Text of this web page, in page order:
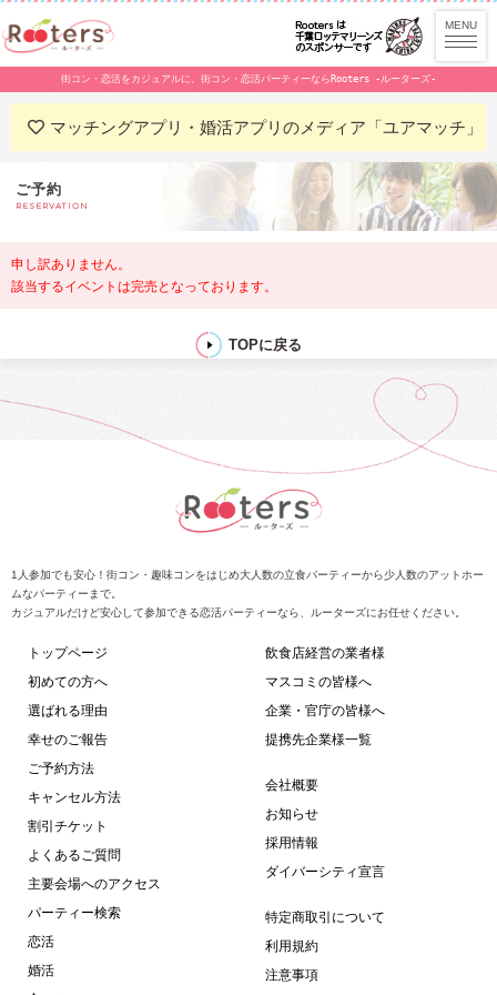
街コン・恋活をカジュアルに。街コン・恋活パーティーならRooters -ルーターズ-
マッチングアプリ・婚活アプリのメディア「ユアマッチ」
ご予約
RESERVATION
申し訳ありません。
該当するイベントは完売となっております。
TOPに戻る
1人参加でも安心！街コン・趣味コンをはじめ大人数の立食パーティーから少人数のアットホー
ムなパーティーまで。
カジュアルだけど安心して参加できる恋活パーティーなら、ルーターズにお任せください。
トップページ
初めての方へ
選ばれる理由
幸せのご報告
ご予約方法
キャンセル方法
割引チケット
よくあるご質問
主要会場へのアクセス
パーティー検索
恋活
婚活
飲食店経営の業者様
マスコミの皆様へ
企業・官庁の皆様へ
提携先企業様一覧
会社概要
お知らせ
採用情報
ダイバーシティ宣言
特定商取引について
利用規約
注意事項